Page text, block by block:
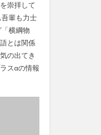
崇拝して
輩も力士
横綱物
とは関係
の出てき
スαの情報